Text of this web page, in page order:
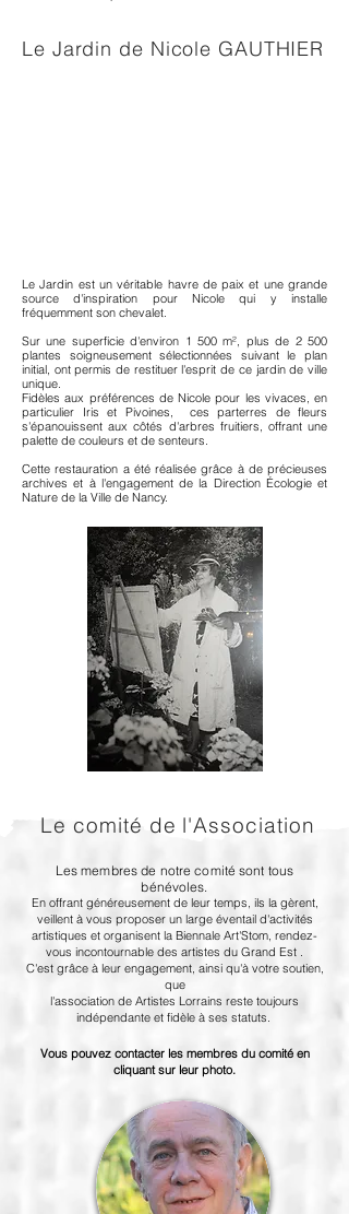
Le Jardin de Nicole GAUTHIER
Le Jardin est un véritable havre de paix et une grande
source d'inspiration pour Nicole qui y installe
fréquemment son chevalet.
Sur une superficie d'environ 1 500 m², plus de 2 500
plantes soigneusement sélectionnées suivant le plan
initial, ont permis de restituer l'esprit de ce jardin de ville
unique.
Fidèles aux préférences de Nicole pour les vivaces, en
particulier Iris et Pivoines, ces parterres de fleurs
s'épanouissent aux côtés d'arbres fruitiers, offrant une
palette de couleurs et de senteurs.
Cette restauration a été réalisée grâce à de précieuses
archives et à l'engagement de la Direction Écologie et
Nature de la Ville de Nancy.
Le comité de l'Association
Les membres de notre comité sont tous
bénévoles.
En offrant généreusement de leur temps, ils la gèrent,
veillent à vous proposer un large éventail d'activités
artistiques et organisent la Biennale Art'Stom, rendez-
vous incontournable des artistes du Grand Est .
C'est grâce à leur engagement, ainsi qu'à votre soutien,
que
l'association de Artistes Lorrains reste toujours
indépendante et fidèle à ses statuts.
Vous pouvez contacter les membres du comité en
cliquant sur leur photo.